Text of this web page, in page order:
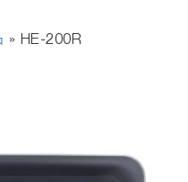
» HE-200R